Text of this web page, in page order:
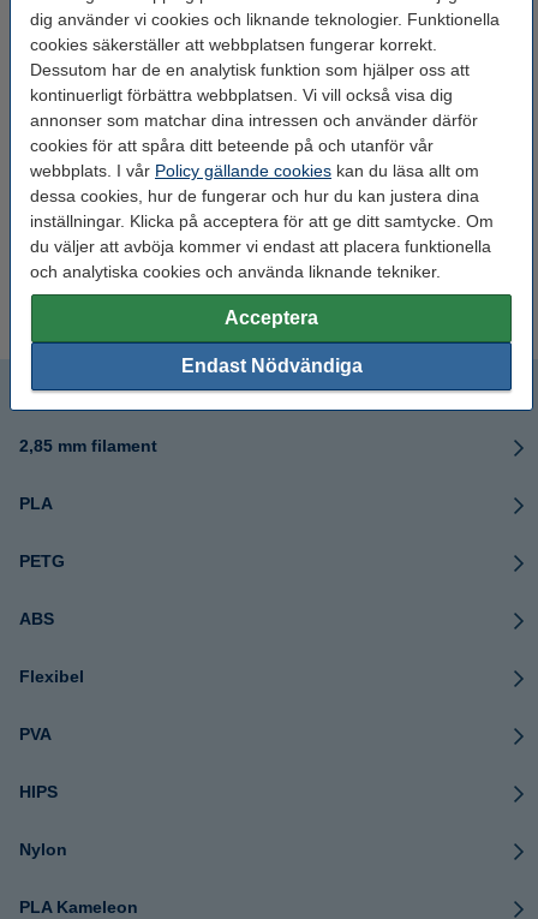
dig använder vi cookies och liknande teknologier. Funktionella
cookies säkerställer att webbplatsen fungerar korrekt.
Dessutom har de en analytisk funktion som hjälper oss att
kontinuerligt förbättra webbplatsen. Vi vill också visa dig
annonser som matchar dina intressen och använder därför
cookies för att spåra ditt beteende på och utanför vår
webbplats. I vår Policy gällande cookies kan du läsa allt om
dessa cookies, hur de fungerar och hur du kan justera dina
inställningar. Klicka på acceptera för att ge ditt samtycke. Om
du väljer att avböja kommer vi endast att placera funktionella
och analytiska cookies och använda liknande tekniker.
Acceptera
Endast Nödvändiga
TPE TPU
XT Pellets
1,75 mm filament
2,85 mm filament
PLA
PETG
ABS
Flexibel
PVA
HIPS
Nylon
PLA Kameleon